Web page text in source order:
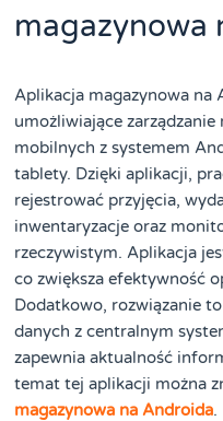
magazynowa
Aplikacja magazynowa na
umożliwiające
mobilnych z systemem
tablety. Dzięki aplikacji,
rejestrować przyjęcia,
inwentaryzacje oraz
rzeczywistym. Aplikacja
co zwiększa efektywność
Dodatkowo, rozwiązanie
danych z centralnym
zapewnia aktualność
temat tej aplikacji można
magazynowa na Androida.